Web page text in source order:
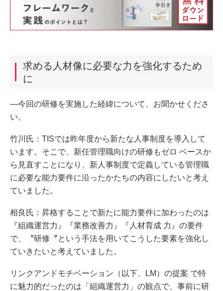
求める人材像に必要な力を強化するため
に
―今回の研修を実施した経緯について、お聞かせくださ
い。
竹川氏：TISでは昨年度から新たな人事制度を導入して
います。そこで、新任管理職向けの研修もゼロ ベースか
ら見直すことになり、新人事制度で定義している管理職
に必要な能力要件に沿ったかたちの内容にしたいと考え
ていました。
相良氏：昇格することで新たに能力要件に加わったのは
『組織運営力』『業務改善力』『人材育成 力』の要件
で、〝研修〞という手法を用いてこうした要素を強化し
ていきたいと考えていました。
リンクアンドモチベーション（以下、LM）の提案 で特
に魅力的だったのは「組織運営力」の観点で、事前に研